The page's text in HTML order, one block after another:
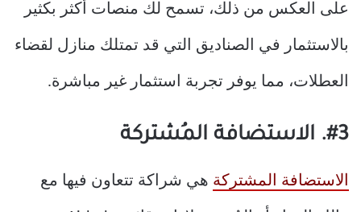
على العكس من ذلك، تسمح لك منصات أكثر بكثير
بالاستثمار في الصناديق التي قد تمتلك منازل لقضاء
العطلات، مما يوفر تجربة استثمار غير مباشرة.
#3. الاستضافة المُشتركة
الاستضافة المشتركة هي شراكة تتعاون فيها مع